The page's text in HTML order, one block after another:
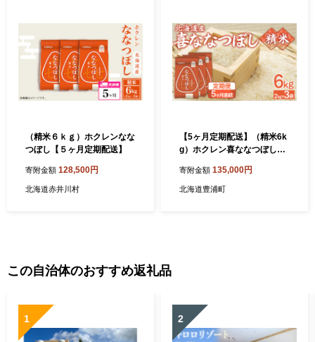
（精米６ｋｇ）ホクレンなな
つぼし【５ヶ月定期配送】
寄附金額 128,500円
北海道赤井川村
【5ヶ月定期配送】（精米6k
g）ホクレン喜ななつぼし
寄附金額 135,000円
北海道豊浦町
この自治体のおすすめ返礼品
1 2